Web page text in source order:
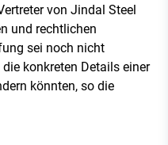
von Jindal Steel
und rechtlichen
sei noch nicht
konkreten Details einer
könnten, so die